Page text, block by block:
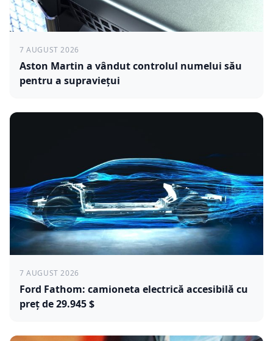
7 AUGUST 2026
Aston Martin a vândut controlul numelui său
pentru a supraviețui
7 AUGUST 2026
Ford Fathom: camioneta electrică accesibilă cu
preț de 29.945 $